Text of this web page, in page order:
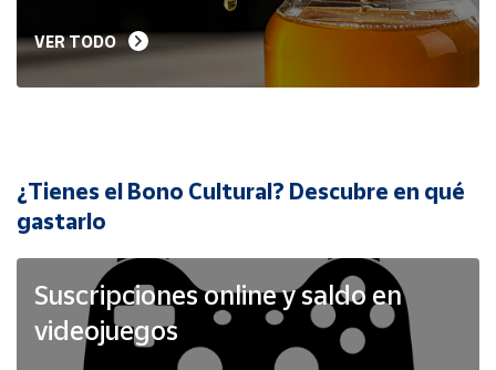
Hazte
vendedor
Cuenta
Ubicación
VER TODO
¿Tienes el Bono Cultural? Descubre en qué
gastarlo
Suscripciones online y saldo en
videojuegos